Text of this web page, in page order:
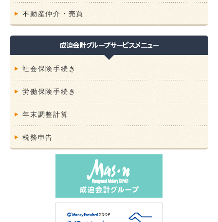
不動産仲介・売買
社会保険手続き
労働保険手続き
年末調整計算
税務申告